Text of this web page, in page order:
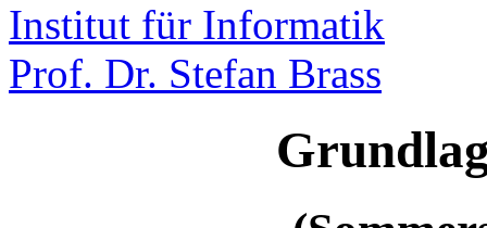
Institut für Informatik
Prof. Dr. Stefan Brass